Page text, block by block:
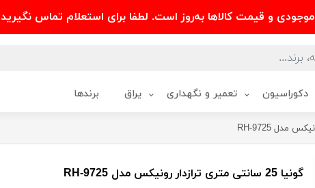
موجودی و قیمت کالاها به‌روز است. لطفا برای استعلام تماس نگیرید
دکوراسیون تعمیر و نگهداری یراق برندها
گونیا 25 سانتی متری ترازدار رونیکس مدل RH-9725